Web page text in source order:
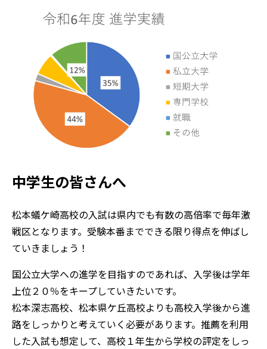
中学生の皆さんへ
松本蟻ケ崎高校の入試は県内でも有数の高倍率で毎年激
戦区となります。受験本番までできる限り得点を伸ばし
ていきましょう！
国公立大学への進学を目指すのであれば、入学後は学年
上位２０％をキープしていきたいです。
松本深志高校、松本県ケ丘高校よりも高校入学後から進
路をしっかりと考えていく必要があります。推薦を利用
した入試も想定して、高校１年生から学校の評定をしっ